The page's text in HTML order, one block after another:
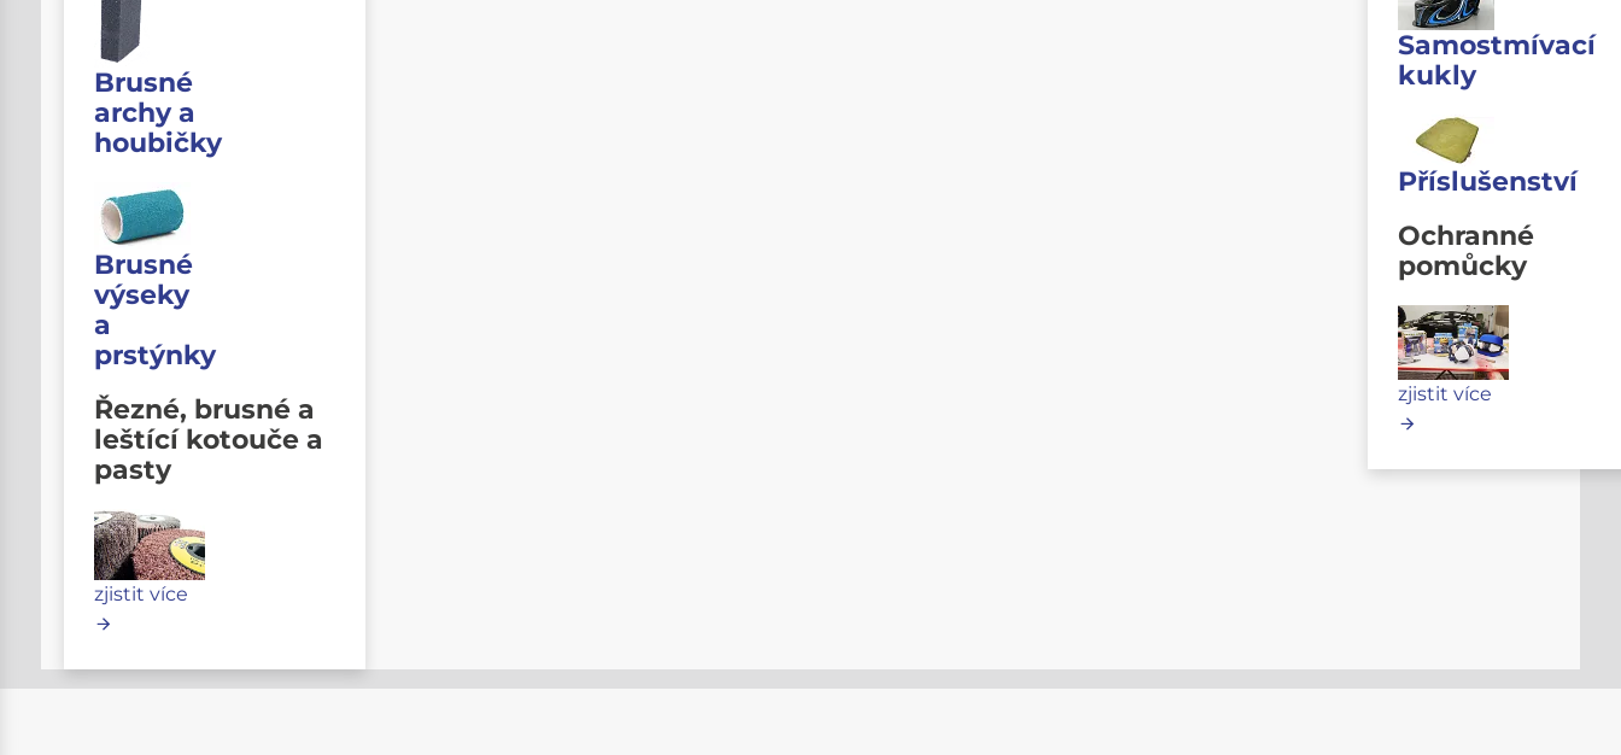
Brusné
archy a
houbičky
Brusné
výseky
a
prstýnky
Řezné, brusné a
leštící kotouče a
pasty
zjistit více
Samostmívací
kukly
Příslušenství
Ochranné
pomůcky
zjistit více